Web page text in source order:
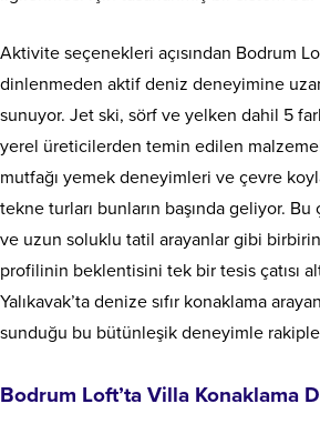
Aktivite seçenekleri açısından Bodrum
dinlenmeden aktif deniz deneyimine
sunuyor. Jet ski, sörf ve yelken dahil 5
yerel üreticilerden temin edilen
mutfağı yemek deneyimleri ve çevre
tekne turları bunların başında geliyor.
ve uzun soluklu tatil arayanlar gibi
profilinin beklentisini tek bir tesis çatısı
Yalıkavak’ta denize sıfır konaklama
sunduğu bu bütünleşik deneyimle rakipleri
Bodrum Loft’ta Villa Konaklama